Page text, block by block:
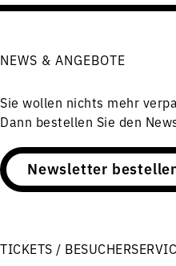
NEWS & ANGEBOTE
Sie wollen nichts mehr
Dann bestellen Sie den
Newsletter
TICKETS /